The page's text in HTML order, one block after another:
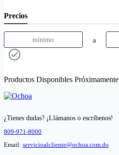
Precios
a
Productos Disponibles Próximamente
¿Tienes dudas? ¡Llámanos o escríbenos!
809-971-8000
Email: servicioalcliente@ochoa.com.do